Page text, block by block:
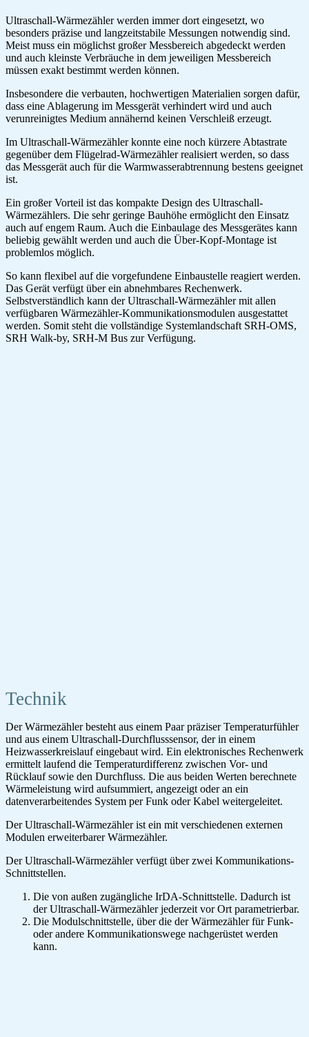
Ultraschall-Wärmezähler werden immer dort eingesetzt, wo
besonders präzise und langzeitstabile Messungen notwendig sind.
Meist muss ein möglichst großer Messbereich abgedeckt werden
und auch kleinste Verbräuche in dem jeweiligen Messbereich
müssen exakt bestimmt werden können.
Insbesondere die verbauten, hochwertigen Materialien sorgen dafür,
dass eine Ablagerung im Messgerät verhindert wird und auch
verunreinigtes Medium annähernd keinen Verschleiß erzeugt.
Im Ultraschall-Wärmezähler konnte eine noch kürzere Abtastrate
gegenüber dem Flügelrad-Wärmezähler realisiert werden, so dass
das Messgerät auch für die Warmwasserabtrennung bestens geeignet
ist.
Ein großer Vorteil ist das kompakte Design des Ultraschall-
Wärmezählers. Die sehr geringe Bauhöhe ermöglicht den Einsatz
auch auf engem Raum. Auch die Einbaulage des Messgerätes kann
beliebig gewählt werden und auch die Über-Kopf-Montage ist
problemlos möglich.
So kann flexibel auf die vorgefundene Einbaustelle reagiert werden.
Das Gerät verfügt über ein abnehmbares Rechenwerk.
Selbstverständlich kann der Ultraschall-Wärmezähler mit allen
verfügbaren Wärmezähler-Kommunikationsmodulen ausgestattet
werden. Somit steht die vollständige Systemlandschaft SRH-OMS,
SRH Walk-by, SRH-M Bus zur Verfügung.
Technik
Der Wärmezähler besteht aus einem Paar präziser Temperaturfühler
und aus einem Ultraschall-Durchflusssensor, der in einem
Heizwasserkreislauf eingebaut wird. Ein elektronisches Rechenwerk
ermittelt laufend die Temperaturdifferenz zwischen Vor- und
Rücklauf sowie den Durchfluss. Die aus beiden Werten berechnete
Wärmeleistung wird aufsummiert, angezeigt oder an ein
datenverarbeitendes System per Funk oder Kabel weitergeleitet.
Der Ultraschall-Wärmezähler ist ein mit verschiedenen externen
Modulen erweiterbarer Wärmezähler.
Der Ultraschall-Wärmezähler verfügt über zwei Kommunikations-
Schnittstellen.
Die von außen zugängliche IrDA-Schnittstelle. Dadurch ist
der Ultraschall-Wärmezähler jederzeit vor Ort parametrierbar.
Die Modulschnittstelle, über die der Wärmezähler für Funk-
oder andere Kommunikationswege nachgerüstet werden
kann.